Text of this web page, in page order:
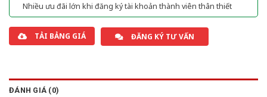
Nhiều ưu đãi lớn khi đăng ký tài khoản thành viên thân thiết
TẢI BẢNG GIÁ ĐĂNG KÝ TƯ VẤN
ĐÁNH GIÁ (0)